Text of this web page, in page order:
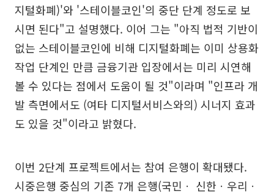
지털화폐)'와 '스테이블코인'의 중단 단계 정도로 보
시면 된다"고 설명했다. 이어 그는 "아직 법적 기반이
없는 스테이블코인에 비해 디지털화폐는 이미 상용화
작업 단계인 만큼 금융기관 입장에서는 미리 시연해
볼 수 있다는 점에서 도움이 될 것"이라며 "인프라 개
발 측면에서도 (여타 디지털서비스와의) 시너지 효과
도 있을 것"이라고 밝혔다.
이번 2단계 프로젝트에서는 참여 은행이 확대됐다.
시중은행 중심의 기존 7개 은행(국민ㆍ 신한ㆍ우리ㆍ